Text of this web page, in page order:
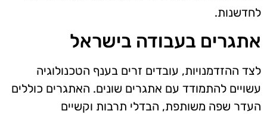
לחדשנות.
אתגרים בעבודה בישראל
לצד ההזדמנויות, עובדים זרים בענף הטכנולוגיה
עשויים להתמודד עם אתגרים שונים. האתגרים כוללים
העדר שפה משותפת, הבדלי תרבות וקשיים